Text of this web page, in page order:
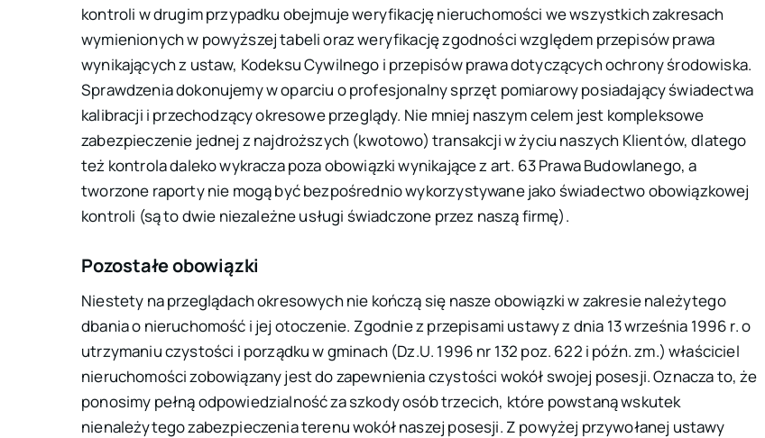
kontroli w drugim przypadku obejmuje weryfikację nieruchomości we wszystkich zakresach
wymienionych w powyższej tabeli oraz weryfikację zgodności względem przepisów prawa
wynikających z ustaw, Kodeksu Cywilnego i przepisów prawa dotyczących ochrony środowiska.
Sprawdzenia dokonujemy w oparciu o profesjonalny sprzęt pomiarowy posiadający świadectwa
kalibracji i przechodzący okresowe przeglądy. Nie mniej naszym celem jest kompleksowe
zabezpieczenie jednej z najdroższych (kwotowo) transakcji w życiu naszych Klientów, dlatego
też kontrola daleko wykracza poza obowiązki wynikające z art. 63 Prawa Budowlanego, a
tworzone raporty nie mogą być bezpośrednio wykorzystywane jako świadectwo obowiązkowej
kontroli (są to dwie niezależne usługi świadczone przez naszą firmę).
Pozostałe obowiązki
Niestety na przeglądach okresowych nie kończą się nasze obowiązki w zakresie należytego
dbania o nieruchomość i jej otoczenie. Zgodnie z przepisami ustawy z dnia 13 września 1996 r. o
utrzymaniu czystości i porządku w gminach(Dz.U. 1996 nr 132 poz. 622 i późn. zm.) właściciel
nieruchomości zobowiązany jest do zapewnienia czystości wokół swojej posesji. Oznacza to, że
ponosimy pełną odpowiedzialność za szkody osób trzecich, które powstaną wskutek
nienależytego zabezpieczenia terenu wokół naszej posesji. Z powyżej przywołanej ustawy